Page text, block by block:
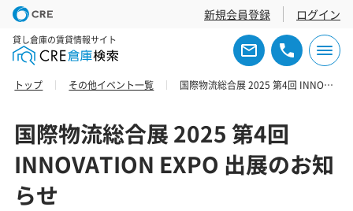
新規会員登録 ログイン
貸し倉庫の賃貸情報サイト
トップ その他イベント一覧 国際物流総合展 2025 第4回 INNOVATION EXPO 出展のお知らせ
国際物流総合展 2025 第4回
INNOVATION EXPO 出展のお知
らせ